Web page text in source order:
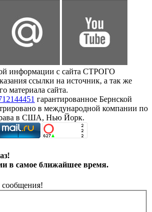
информации с сайта СТРОГО
ссылки на источник, а так же
материала сайта.
гарантированное Бернской
в международной компании по
в США, Нью Йорк.
в самое ближайшее время.
сообщения!